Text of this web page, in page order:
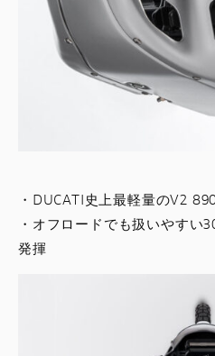
・DUCATI史上最軽量のV2
・オフロードでも扱いやすい
発揮